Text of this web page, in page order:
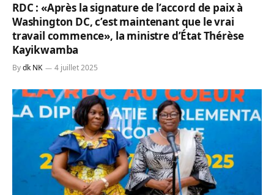
RDC : «Après la signature de l’accord de paix à
Washington DC, c’est maintenant que le vrai
travail commence», la ministre d’État Thérèse
Kayikwamba
Bydk NK 4 juillet 2025